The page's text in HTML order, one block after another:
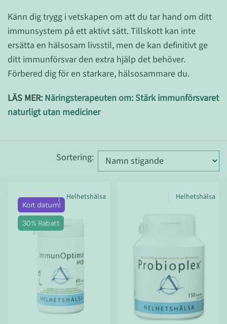
Känn dig trygg i vetskapen om att du tar hand om ditt
immunsystem på ett aktivt sätt. Tillskott kan inte
ersätta en hälsosam livsstil, men de kan definitivt ge
ditt immunförsvar den extra hjälp det behöver.
Förbered dig för en starkare, hälsosammare du.
LÄS MER: Näringsterapeuten om: Stärk immunförsvaret
naturligt utan mediciner
Sortering:
Kort datum!
30% Rabatt
Helhetshälsa Helhetshälsa